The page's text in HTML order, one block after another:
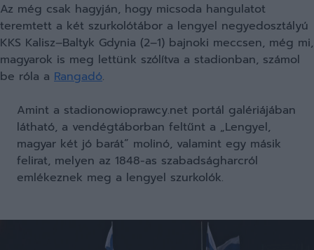
Az még csak hagyján, hogy micsoda hangulatot
teremtett a két szurkolótábor a lengyel negyedosztályú
KKS Kalisz–Baltyk Gdynia (2–1) bajnoki meccsen, még mi,
magyarok is meg lettünk szólítva a stadionban, számol
be róla a Rangadó.
Amint a stadionowioprawcy.net portál galériájában
látható, a vendégtáborban feltűnt a „Lengyel,
magyar két jó barát” molinó, valamint egy másik
felirat, melyen az 1848-as szabadságharcról
emlékeznek meg a lengyel szurkolók.